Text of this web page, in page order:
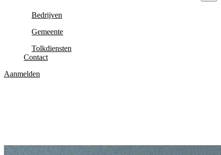
Bedrijven
Gemeente
Tolkdiensten
Contact
Aanmelden